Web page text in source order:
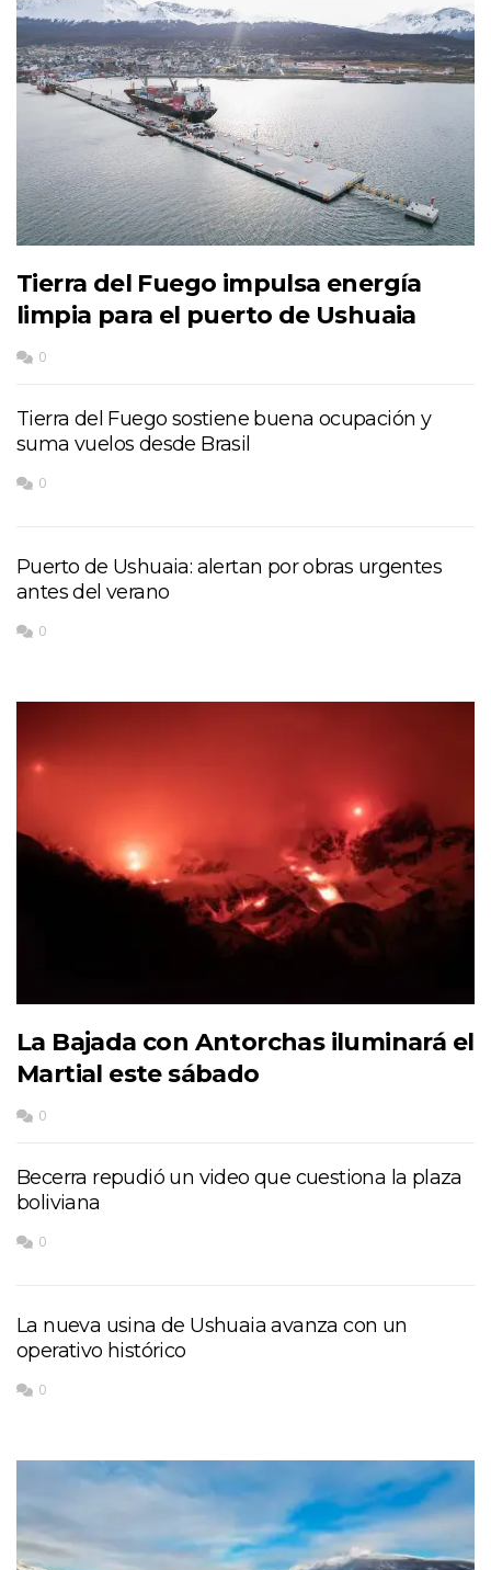
Tierra del Fuego impulsa energía
limpia para el puerto de Ushuaia
0
Tierra del Fuego sostiene buena ocupación y
suma vuelos desde Brasil
0
Puerto de Ushuaia: alertan por obras urgentes
antes del verano
0
La Bajada con Antorchas iluminará el
Martial este sábado
0
Becerra repudió un video que cuestiona la plaza
boliviana
0
La nueva usina de Ushuaia avanza con un
operativo histórico
0